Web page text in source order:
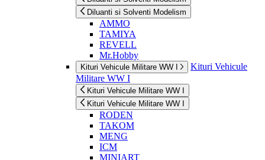
Diluanti si Solventi Modelism
AMMO
TAMIYA
REVELL
Mr.Hobby
Kituri Vehicule Militare WW I
Kituri Vehicule
Militare WW I
Kituri Vehicule Militare WW I
Kituri Vehicule Militare WW I
RODEN
TAKOM
MENG
ICM
MINIART